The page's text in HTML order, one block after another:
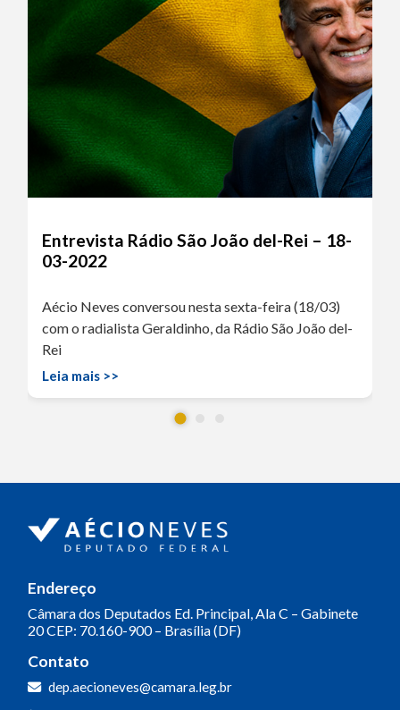
Entrevista Rádio São João del-Rei – 18-
03-2022
Aécio Neves conversou nesta sexta-feira (18/03)
com o radialista Geraldinho, da Rádio São João del-
Rei
Leia mais >>
Endereço
Câmara dos Deputados Ed. Principal, Ala C – Gabinete
20CEP: 70.160-900 – Brasília (DF)
Contato
dep.aecioneves@camara.leg.br